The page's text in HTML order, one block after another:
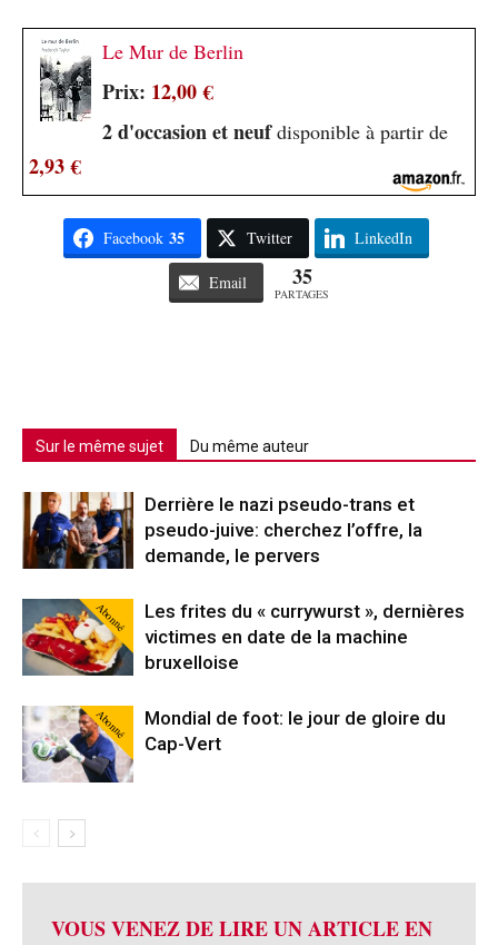
Le Mur de Berlin
Prix: 12,00 €
2 d'occasion et neufdisponible à partir de
2,93 €
Facebook 35 Twitter LinkedIn
Email 35
PARTAGES
Sur le même sujet Du même auteur
Derrière le nazi pseudo-trans et
pseudo-juive: cherchez l’offre, la
demande, le pervers
Abonné
Les frites du « currywurst », dernières
victimes en date de la machine
bruxelloise
Abonné
Mondial de foot: le jour de gloire du
Cap-Vert
VOUS VENEZ DE LIRE UN ARTICLE EN